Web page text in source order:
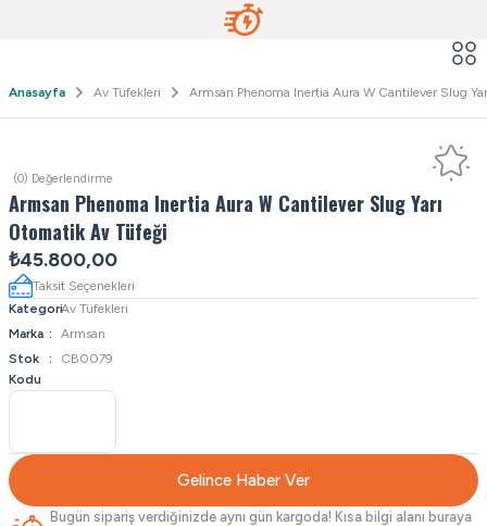
Anasayfa Av Tüfekleri Armsan Phenoma Inertia Aura W Cantilever Slug
(0) Değerlendirme
Armsan Phenoma Inertia Aura W Cantilever Slug Yarı
Otomatik Av Tüfeği
₺45.800,00
Taksit Seçenekleri
KategoriAv Tüfekleri
Marka
Armsan
Stok
Kodu
CB0079
Gelince Haber Ver
Bugün sipariş verdiğinizde aynı gün kargoda! Kısa bilgi alanı buraya